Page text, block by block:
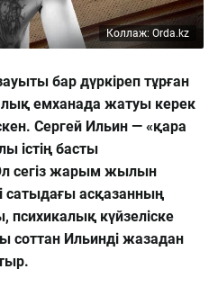
Коллаж: Orda.kz
бар дүркіреп тұрған
емханада жатуы керек
Сергей Ильин — «қара
істің басты
сегіз жарым жылын
сатыдағы асқазанның
психикалық күйзеліске
соттан Ильинді жазадан